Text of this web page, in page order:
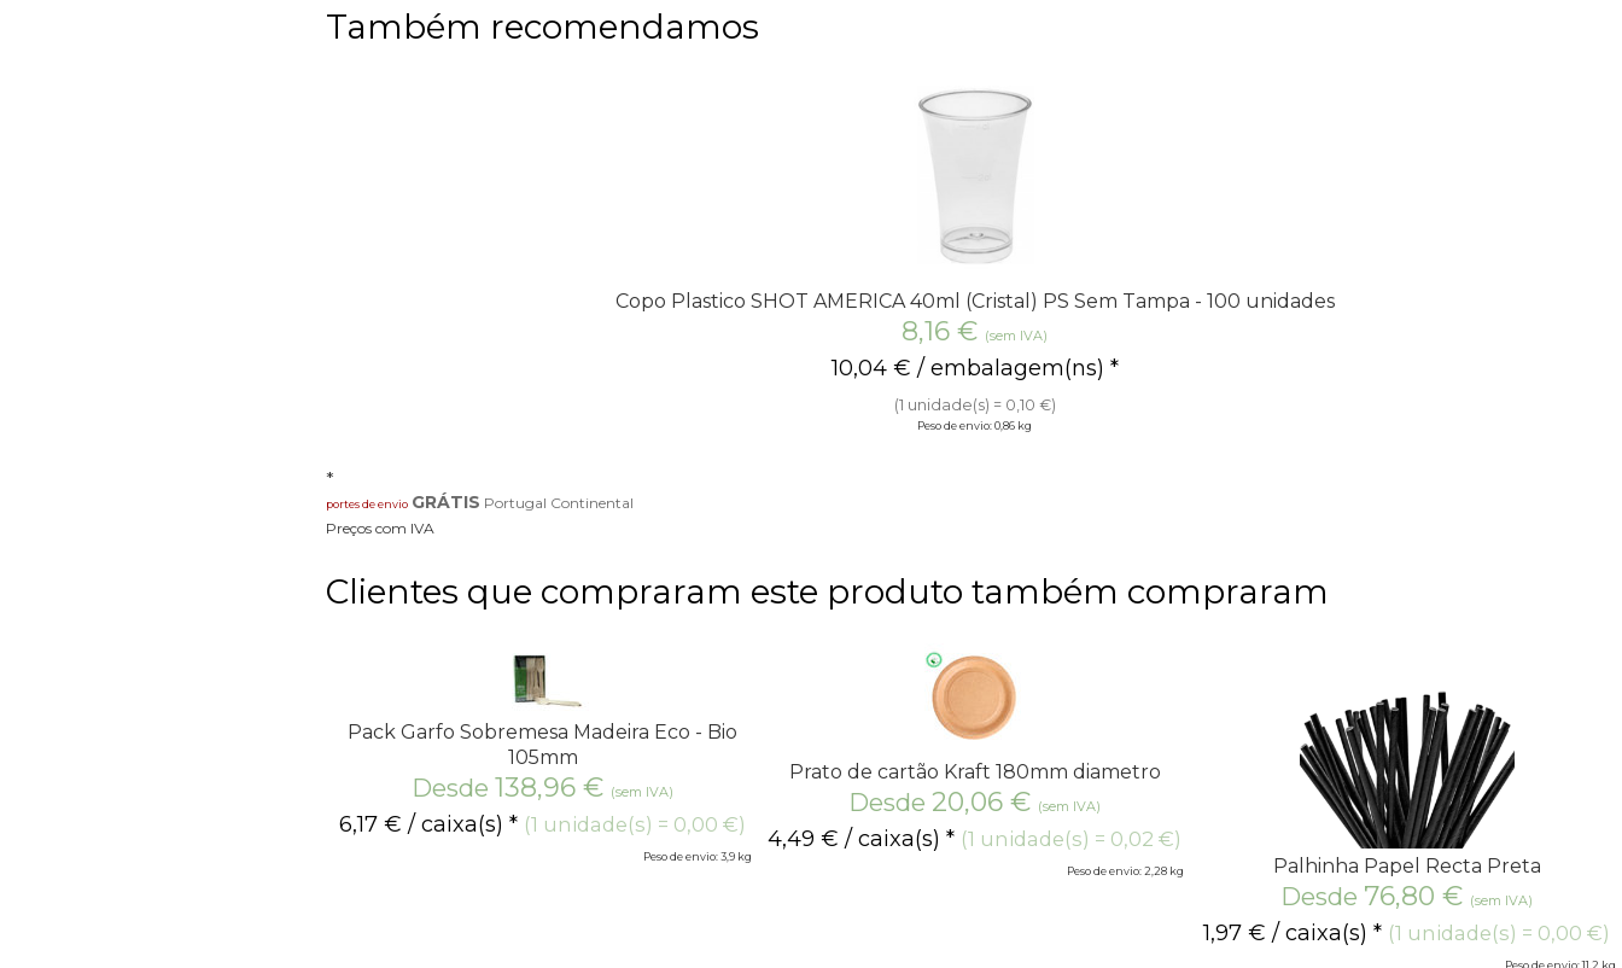
Também recomendamos
Copo Plastico SHOT AMERICA 40ml (Cristal) PS Sem Tampa - 100 unidades
8,16 € (sem IVA)
10,04 € / embalagem(ns) *
(1 unidade(s) = 0,10 €)
Peso de envio: 0,86 kg
*
portes de envio GRÁTIS Portugal Continental
Preços com IVA
Clientes que compraram este produto também compraram
Pack Garfo Sobremesa Madeira Eco - Bio
105mm
Desde 138,96 € (sem IVA)
6,17 € / caixa(s) * (1 unidade(s) = 0,00 €)
Peso de envio: 3,9 kg
Prato de cartão Kraft 180mm diametro
Desde 20,06 € (sem IVA)
4,49 € / caixa(s) * (1 unidade(s) = 0,02 €)
Peso de envio: 2,28 kg Palhinha Papel Recta Preta
Desde 76,80 € (sem IVA)
1,97 € / caixa(s) * (1 unidade(s) = 0,00 €)
Peso de envio: 11,2 kg